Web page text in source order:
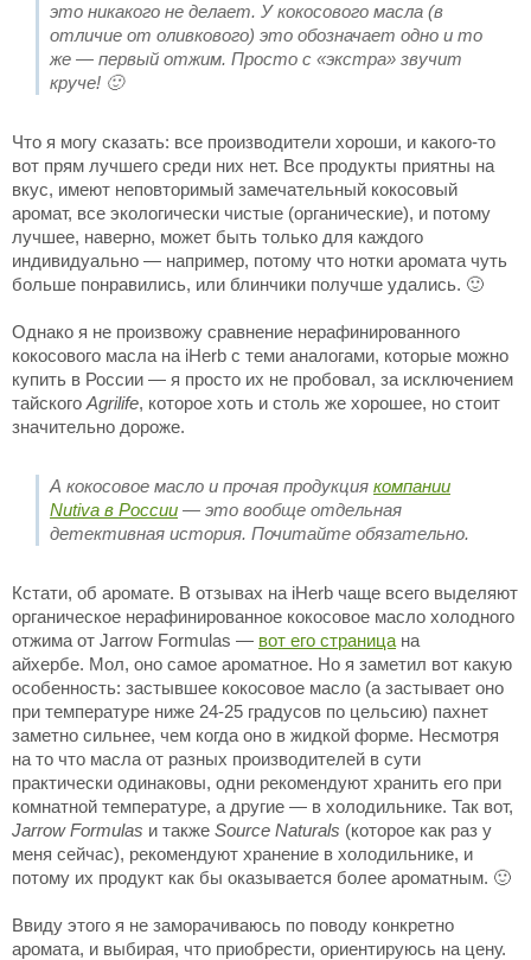
это никакого не делает. У кокосового масла (в
отличие от оливкового) это обозначает одно и то
же — первый отжим. Просто с «экстра» звучит
круче! 🙂
Что я могу сказать: все производители хороши, и какого-то
вот прям лучшего среди них нет. Все продукты приятны на
вкус, имеют неповторимый замечательный кокосовый
аромат, все экологически чистые (органические), и потому
лучшее, наверно, может быть только для каждого
индивидуально — например, потому что нотки аромата чуть
больше понравились, или блинчики получше удались. 🙂
Однако я не произвожу сравнение нерафинированного
кокосового масла на iHerb с теми аналогами, которые можно
купить в России — я просто их не пробовал, за исключением
тайского Agrilife, которое хоть и столь же хорошее, но стоит
значительно дороже.
А кокосовое масло и прочая продукция компании
Nutiva в России — это вообще отдельная
детективная история. Почитайте обязательно.
Кстати, об аромате. В отзывах на iHerb чаще всего выделяют
органическое нерафинированное кокосовое масло холодного
отжима от Jarrow Formulas — вот его страница на
айхербе. Мол, оно самое ароматное. Но я заметил вот какую
особенность: застывшее кокосовое масло (а застывает оно
при температуре ниже 24-25 градусов по цельсию) пахнет
заметно сильнее, чем когда оно в жидкой форме. Несмотря
на то что масла от разных производителей в сути
практически одинаковы, одни рекомендуют хранить его при
комнатной температуре, а другие — в холодильнике. Так вот,
Jarrow Formulas и также Source Naturals (которое как раз у
меня сейчас), рекомендуют хранение в холодильнике, и
потому их продукт как бы оказывается более ароматным. 🙂
Ввиду этого я не заморачиваюсь по поводу конкретно
аромата, и выбирая, что приобрести, ориентируюсь на цену.